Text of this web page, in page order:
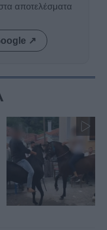
αποτελέσματα
↗